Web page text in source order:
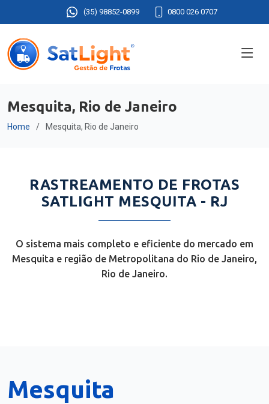
(35) 98852-0899 0800 026 0707
Mesquita, Rio de Janeiro
Home Mesquita, Rio de Janeiro
RASTREAMENTO DE FROTAS
SATLIGHT MESQUITA - RJ
O sistema mais completo e eficiente do mercado em
Mesquita e região de Metropolitana do Rio de Janeiro,
Rio de Janeiro.
Mesquita